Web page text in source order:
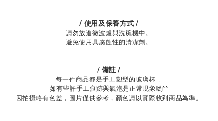
/ 使用及保養方式 /
請勿放進微波爐與洗碗機中。
避免使用具腐蝕性的清潔劑。
/ 備註 /
每一件商品都是手工塑型的玻璃杯，
如有些許手工痕跡與氣泡是正常現象喲^^
因拍攝略有色差，圖片僅供參考，顏色請以實際收到商品為準。